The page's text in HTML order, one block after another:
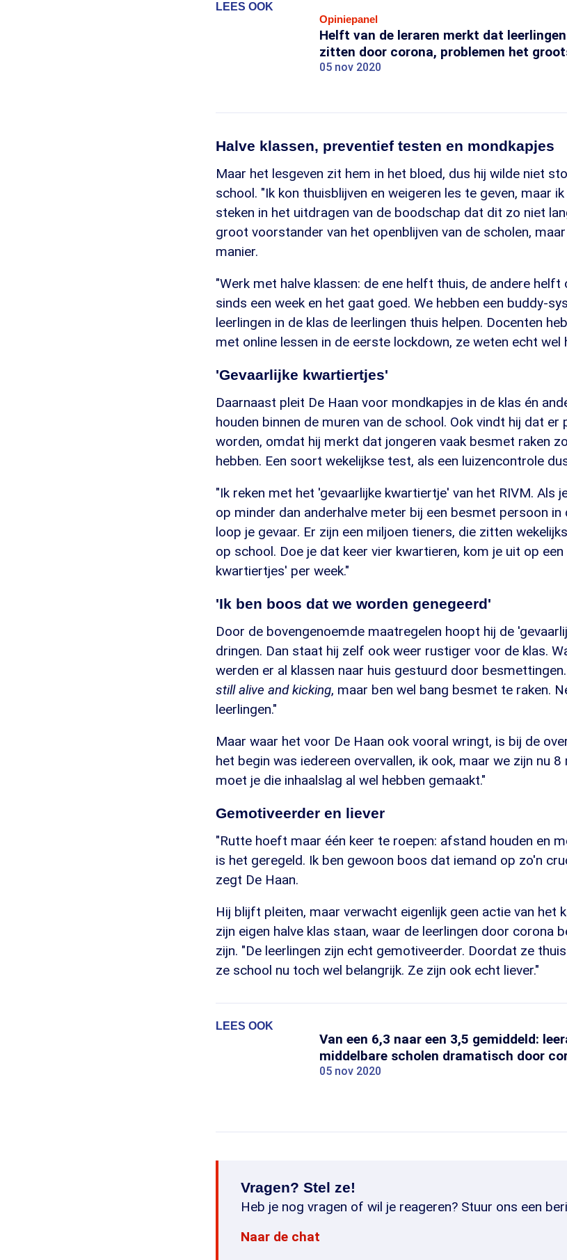
LEES OOK
Opiniepanel
Helft van de leraren merkt dat
zitten door corona, problemen het
05 nov 2020
Halve klassen, preventief testen en mondkapjes
Maar het lesgeven zit hem in het bloed, dus hij wilde niet
school. "Ik kon thuisblijven en weigeren les te geven, maar
steken in het uitdragen van de boodschap dat dit zo niet
groot voorstander van het openblijven van de scholen,
manier.
"Werk met halve klassen: de ene helft thuis, de andere helft
sinds een week en het gaat goed. We hebben een buddy-
leerlingen in de klas de leerlingen thuis helpen. Docenten
met online lessen in de eerste lockdown, ze weten echt wel
'Gevaarlijke kwartiertjes'
Daarnaast pleit De Haan voor mondkapjes in de klas én
houden binnen de muren van de school. Ook vindt hij dat
worden, omdat hij merkt dat jongeren vaak besmet raken
hebben. Een soort wekelijkse test, als een luizencontrole
"Ik reken met het 'gevaarlijke kwartiertje' van het RIVM. Als
op minder dan anderhalve meter bij een besmet persoon
loop je gevaar. Er zijn een miljoen tieners, die zitten
op school. Doe je dat keer vier kwartieren, kom je uit op
kwartiertjes' per week."
'Ik ben boos dat we worden genegeerd'
Door de bovengenoemde maatregelen hoopt hij de
dringen. Dan staat hij zelf ook weer rustiger voor de klas.
werden er al klassen naar huis gestuurd door
still alive and kicking, maar ben wel bang besmet te raken.
leerlingen."
Maar waar het voor De Haan ook vooral wringt, is bij de
het begin was iedereen overvallen, ik ook, maar we zijn nu
moet je die inhaalslag al wel hebben gemaakt."
Gemotiveerder en liever
"Rutte hoeft maar één keer te roepen: afstand houden en
is het geregeld. Ik ben gewoon boos dat iemand op zo'n
zegt De Haan.
Hij blijft pleiten, maar verwacht eigenlijk geen actie van het
zijn eigen halve klas staan, waar de leerlingen door corona
zijn. "De leerlingen zijn echt gemotiveerder. Doordat ze
ze school nu toch wel belangrijk. Ze zijn ook echt liever."
LEES OOK
Van een 6,3 naar een 3,5 gemiddeld:
middelbare scholen dramatisch door
05 nov 2020
Vragen? Stel ze!
Heb je nog vragen of wil je reageren? Stuur ons een
Naar de chat